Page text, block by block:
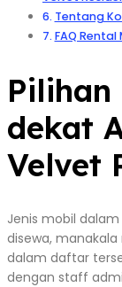
Tentang
FAQ
Pilihan
dekat
Velvet
Jenis mobil
disewa,
dalam daftar
dengan staff